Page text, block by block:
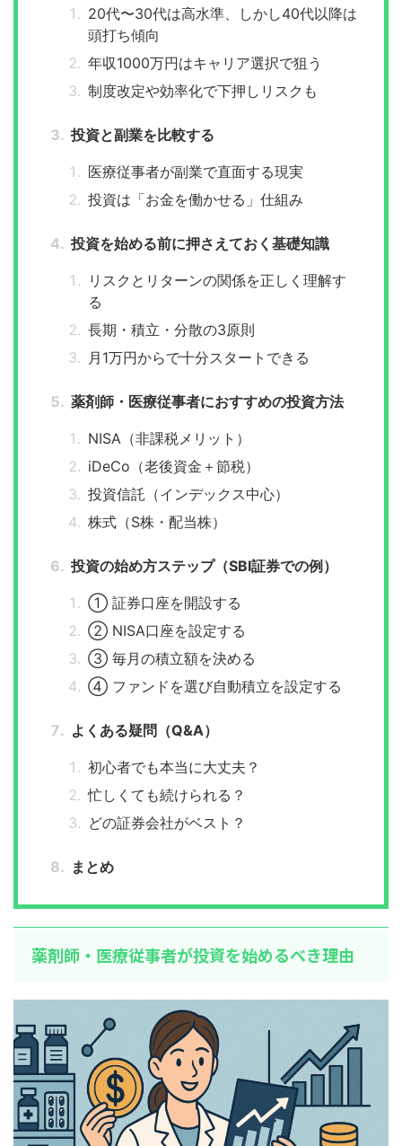
20代〜30代は高水準、しかし40代以降は
頭打ち傾向
年収1000万円はキャリア選択で狙う
制度改定や効率化で下押しリスクも
投資と副業を比較する
医療従事者が副業で直面する現実
投資は「お金を働かせる」仕組み
投資を始める前に押さえておく基礎知識
リスクとリターンの関係を正しく理解す
る
長期・積立・分散の3原則
月1万円からで十分スタートできる
薬剤師・医療従事者におすすめの投資方法
NISA（非課税メリット）
iDeCo（老後資金＋節税）
投資信託（インデックス中心）
株式（S株・配当株）
投資の始め方ステップ（SBI証券での例）
① 証券口座を開設する
② NISA口座を設定する
③ 毎月の積立額を決める
④ ファンドを選び自動積立を設定する
よくある疑問（Q&A）
初心者でも本当に大丈夫？
忙しくても続けられる？
どの証券会社がベスト？
まとめ
薬剤師・医療従事者が投資を始めるべき理由